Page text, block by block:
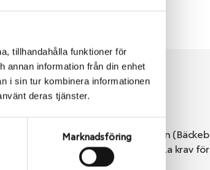
tillhandahålla funktioner för
annan information från din enhet
i sin tur kombinera informationen
deras tjänster.
Marknadsföring
i Göteborg. Välj mellan Hisingen
däck ser vi till att de uppfyller alla krav